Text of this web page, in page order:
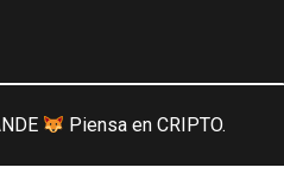
Piensa en CRIPTO.